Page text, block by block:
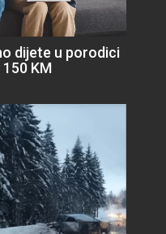
dijete u porodici
KM